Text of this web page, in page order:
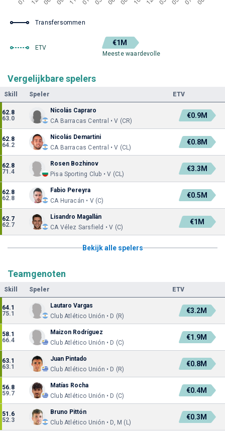
Transfersommen
ETV
€1M
Meeste waardevolle
Vergelijkbare spelers
Skill Speler ETV
62.8
63.0
Nicolás Capraro
CA Barracas Central • V (CR)
€0.9M
62.8
64.2
Nicolás Demartini
CA Barracas Central • V (CL)
€0.8M
62.8
71.4
Rosen Bozhinov
Pisa Sporting Club • V (CL)
€3.3M
62.8
62.8
Fabio Pereyra
CA Huracán • V (C)
€0.5M
62.7
62.7
Lisandro Magallán
CA Vélez Sarsfield • V (C)
€1M
Bekijk alle spelers
Teamgenoten
Skill Speler ETV
64.1
75.1
Lautaro Vargas
Club Atlético Unión • D (R)
€3.2M
58.1
66.4
Maizon Rodríguez
Club Atlético Unión • D (C)
€1.9M
63.1
63.1
Juan Pintado
Club Atlético Unión • D (R)
€0.8M
56.8
59.7
Matías Rocha
Club Atlético Unión • D (C)
€0.4M
51.6
52.3
Bruno Pittón
Club Atlético Unión • D, M (L)
€0.3M